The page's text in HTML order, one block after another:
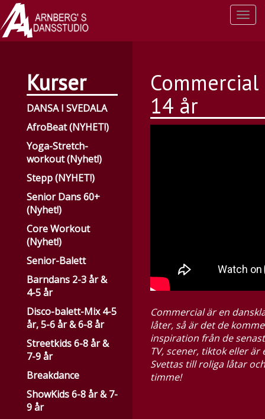
Kurser
DANSA I SVEDALA
AfroBeat (NYHET!)
Yoga-Stretch-
workout (Nyhet!)
Stepp (NYHET!)
Senior Dans 60+
(Nyhet!)
Core Workout
(Nyhet!)
Senior-Balett
Barndans 2-3 år &
4-5 år
Disco-balett-Mix 4-5
år, 5-6 år & 6-8 år
Streetkids 6-8 år &
7-9 år
Breakdance
ShowKids 6-8 år & 7-
9 år
14 år
Commercial är en
låter, så är det de
inspiration från de
TV, scener, tiktok eller
Svettas till roliga låtar
timme!